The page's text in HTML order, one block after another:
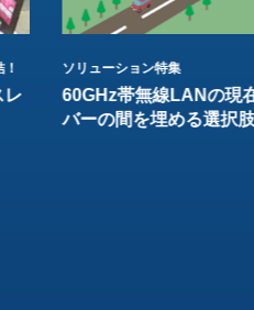
レ
ソリューション特集
60GHz帯無線LANの現
バーの間を埋める選択